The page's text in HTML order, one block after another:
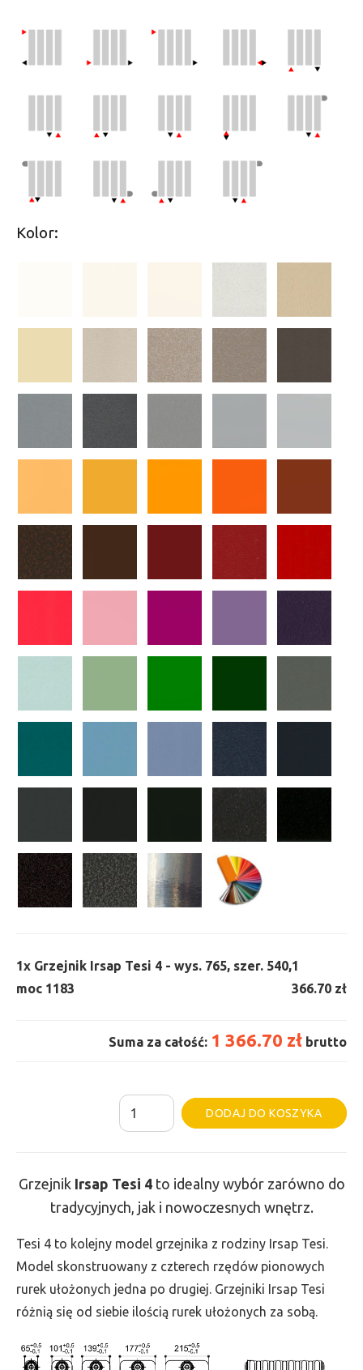
Kolor:
1x Grzejnik Irsap Tesi 4 - wys. 765, szer. 540,
moc 1183
1
366.70 zł
Suma za całość: 1 366.70 zł brutto
ilość
Grzejnik
wys.
765,
szer.
540,
1183
DODAJ DO KOSZYKA
Grzejnik Irsap Tesi 4to idealny wybór zarówno do
tradycyjnych, jak i nowoczesnych wnętrz.
Tesi 4 to kolejny model grzejnika z rodziny Irsap Tesi.
Model skonstruowany z czterech rzędów pionowych
rurek ułożonych jedna po drugiej. Grzejniki Irsap Tesi
różnią się od siebie ilością rurek ułożonych za sobą.